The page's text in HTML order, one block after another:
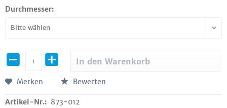
Durchmesser:
In den Warenkorb
Merken Bewerten
Artikel-Nr.: 873-012